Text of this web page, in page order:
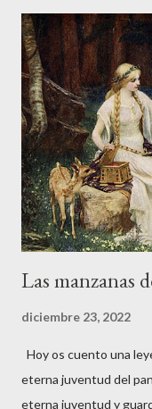
la fortaleza. La noche
tocaron el hombro por
rostros de aquellos
les siguiera y Vitorio,
del castillo, los dos
falso donde estaba
pusieron una
Las manzanas
diciembre 23, 2022
Hoy os cuento una
eterna juventud del
eterna juventud y